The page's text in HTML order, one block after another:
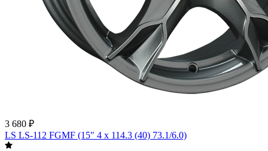
3 680 ₽
LS LS-112 FGMF (15" 4 x 114.3 (40) 73.1/6.0)